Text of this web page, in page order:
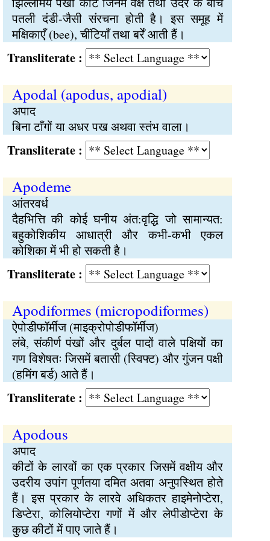
पतली दंडी-जैसी संरचना होती है। इस समूह में
मक्षिकाएँ (bee), चींटियाँ तथा बर्रें आती हैं।
:
Apodal (apodus, apodial)
अपाद
बिना टाँगों या अधर पख अथवा स्तंभ वाला।
:
Apodeme
आंतरवर्ध
दैहभित्ति की कोई घनीय अंत:वृद्धि जो सामान्यत:
बहुकोशिकीय आधात्री और कभी-कभी एकल
कोशिका में भी हो सकती है।
:
Apodiformes (micropodiformes)
ऐपोडीफॉर्मीज (माइक्रोपोडीफॉर्मीज)
लंबे, संकीर्ण पंखों और दुर्बल पादों वाले पक्षियों का
गण विशेषतः जिसमें बतासी (स्विफ्ट) और गुंजन पक्षी
(हमिंग बर्ड) आते हैं।
:
Apodous
अपाद
कीटों के लारवों का एक प्रकार जिसमें वक्षीय और
उदरीय उपांग पूर्णतया दमित अतवा अनुपस्थित होते
हैं। इस प्रकार के लारवे अधिकतर हाइमेनोप्टेरा,
डिप्टेरा, कोलियोप्टेरा गणों में और लेपीडोप्टेरा के
कुछ कीटों में पाए जाते हैं।